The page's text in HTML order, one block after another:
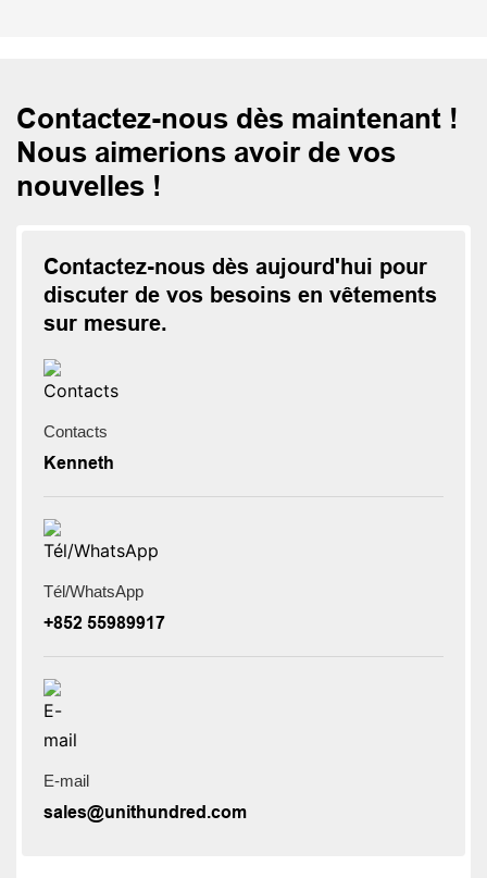
Contactez-nous dès maintenant !
Nous aimerions avoir de vos
nouvelles !
Contactez-nous dès aujourd'hui pour
discuter de vos besoins en vêtements
sur mesure.
Contacts
Kenneth
Tél/WhatsApp
+852 55989917
E-mail
sales@unithundred.com